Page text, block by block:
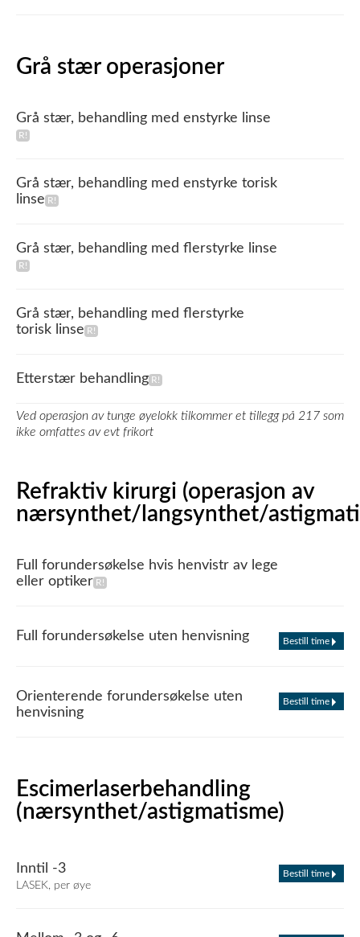
Grå stær operasjoner
Grå stær, behandling med enstyrke linse
Grå stær, behandling med enstyrke torisk
linse
Grå stær, behandling med flerstyrke linse
Grå stær, behandling med flerstyrke
torisk linse
Etterstær behandling
Ved operasjon av tunge øyelokk tilkommer et tillegg på 217 som
ikke omfattes av evt frikort
Refraktiv kirurgi (operasjon av
nærsynthet/langsynthet/
Full forundersøkelse hvis henvistr av lege
eller optiker
Full forundersøkelse uten henvisning Bestill time
Orienterende forundersøkelse uten
henvisning
Bestill time
Escimerlaserbehandling
(nærsynthet/astigmatisme)
Inntil -3
LASEK, per øye
Bestill time